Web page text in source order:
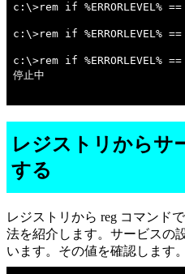
c:\>rem if %ERRORLEVEL%
c:\>rem if %ERRORLEVEL%
c:\>rem if %ERRORLEVEL%
停止中
レジストリからサ
する
レジストリから reg コマンド
法を紹介します。サービスの
います。その値を確認します。